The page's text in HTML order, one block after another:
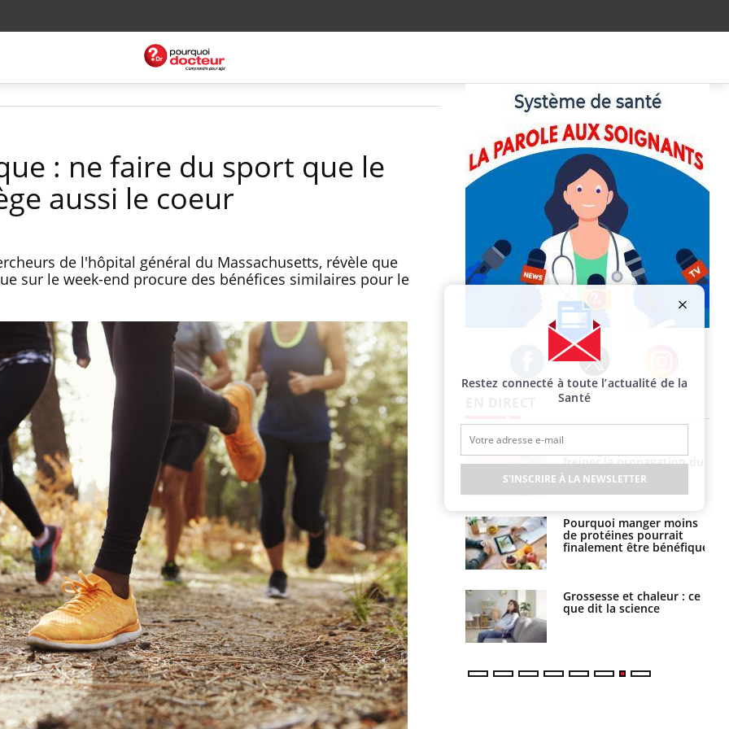
: ne faire du sport que le
aussi le coeur
de l'hôpital général du Massachusetts, révèle que
sur le week-end procure des bénéfices similaires pour le
Facebook Twitter Instagram
Les médicaments GLP-1
protègent-ils aussi les os
Cytomégalovirus : ce qui
change dans la prise en
charge des femmes
enceintes
La sieste empêche-t-elle
de dormir la nuit ?
VIH : la fin du comprimé
tous les jours se profile-t-
elle enfin ?
Pourquoi votre ventre
gâche-t-il les premiers
jours de vos vacances ?
Fortes chaleurs :
pourquoi le risque de
noyade grimpe-t-il ?
freiner la propagation du
cancer ?
Pourquoi manger moins
de protéines pourrait
finalement être bénéfique
Grossesse et chaleur : ce
que dit la science
Restez connecté à toute l’actualité de la
Santé
S'INSCRIRE À LA NEWSLETTER